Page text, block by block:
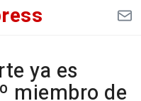
ya es
miembro de